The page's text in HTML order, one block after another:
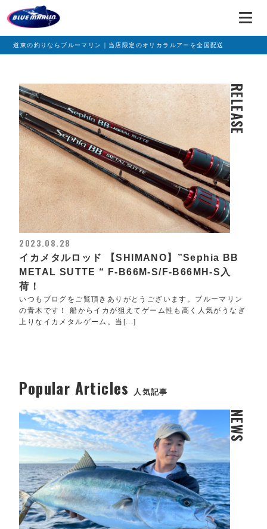
道東の釣りならブルーマリン｜当店限定のオリカラルアーを全国配送
RELEASE
2023.08.28
イカメタルロッド 【SHIMANO】”Sephia BB
METAL SUTTE “ F-B66M-S/F-B66MH-S入
荷！
いつもブログをご覧頂きありがとうございます。ブルーマリン
の青木です！ 船からイカが狙えてゲーム性も高く人気がうなぎ
上りなイカメタルゲーム。当[...]
Popular Articles 人気記事
NEWS